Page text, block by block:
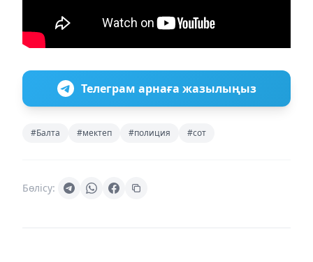
Телеграм арнаға жазылыңыз
#Балта #мектеп #полиция #сот
Бөлісу: